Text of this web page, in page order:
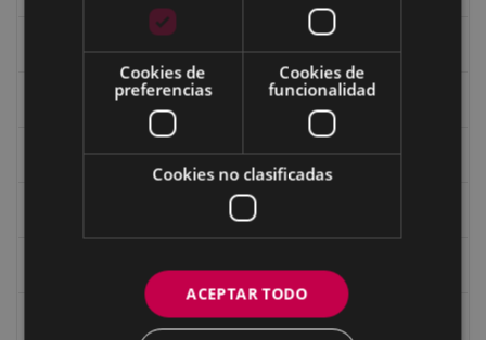
Goi Argi
Revista "Gure Herria"
Cookies de
preferencias
Cookies de
funcionalidad
Cookies no clasificadas
ACEPTAR TODO